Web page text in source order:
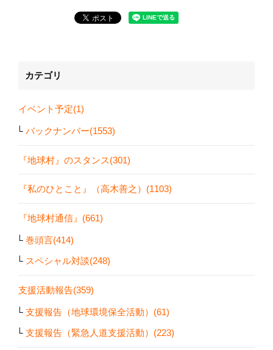
カテゴリ
イベント予定(1)
バックナンバー(1553)
『地球村』のスタンス(301)
『私のひとこと』（高木善之）(1103)
『地球村通信』(661)
巻頭言(414)
スペシャル対談(248)
支援活動報告(359)
支援報告（地球環境保全活動）(61)
支援報告（緊急人道支援活動）(223)